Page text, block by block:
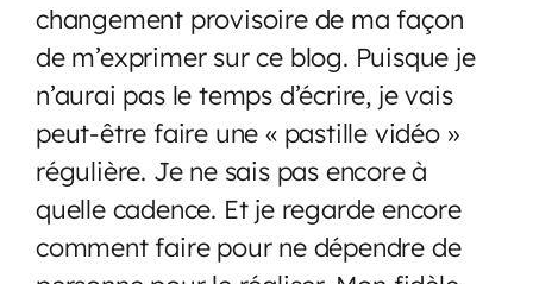
changement provisoire de ma façon
de m’exprimer sur ce blog. Puisque je
n’aurai pas le temps d’écrire, je vais
peut-être faire une « pastille vidéo »
régulière. Je ne sais pas encore à
quelle cadence. Et je regarde encore
comment faire pour ne dépendre de